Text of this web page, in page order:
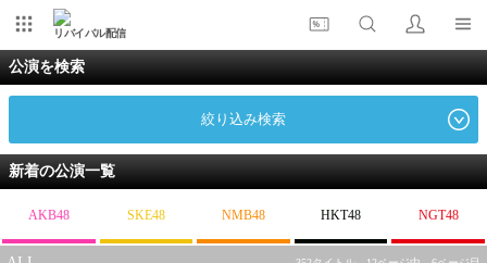
リバイバル配信
公演を検索
絞り込み検索
新着の公演一覧
AKB48 SKE48 NMB48 HKT48 NGT48